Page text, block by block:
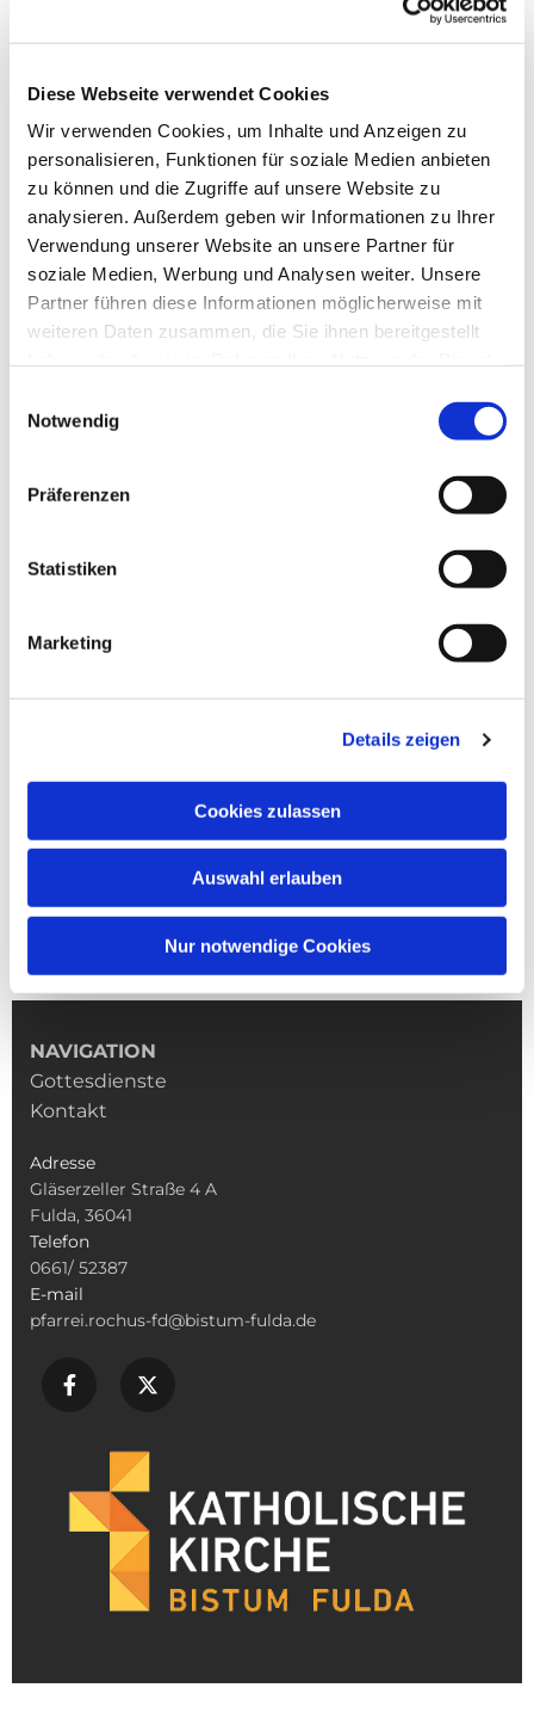
Diese Webseite verwendet Cookies
Wir verwenden Cookies, um Inhalte und Anzeigen zu
personalisieren, Funktionen für soziale Medien anbieten
zu können und die Zugriffe auf unsere Website zu
analysieren. Außerdem geben wir Informationen zu Ihrer
Verwendung unserer Website an unsere Partner für
soziale Medien, Werbung und Analysen weiter. Unsere
Partner führen diese Informationen möglicherweise mit
weiteren Daten zusammen, die Sie ihnen bereitgestellt
Notwendig
Präferenzen
Statistiken
Marketing
Details zeigen
Cookies zulassen
Auswahl erlauben
Nur notwendige Cookies
Dies könnte Sie auch
interessieren
NAVIGATION
Gottesdienste
Kontakt
Adresse
Gläserzeller Straße 4 A
Fulda, 36041
Telefon
0661/ 52387
E-mail
pfarrei.rochus-fd@bistum-fulda.de